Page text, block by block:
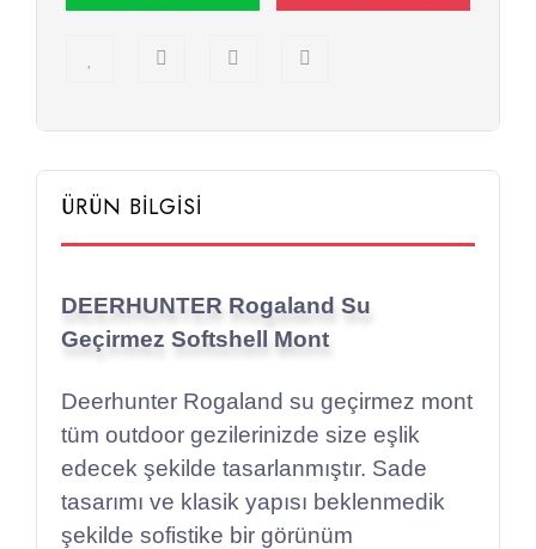
ÜRÜN BİLGİSİ
DEERHUNTER Rogaland Su
Geçirmez Softshell Mont
Deerhunter Rogaland su geçirmez mont
tüm outdoor gezilerinizde size eşlik
edecek şekilde tasarlanmıştır. Sade
tasarımı ve klasik yapısı beklenmedik
şekilde sofistike bir görünüm